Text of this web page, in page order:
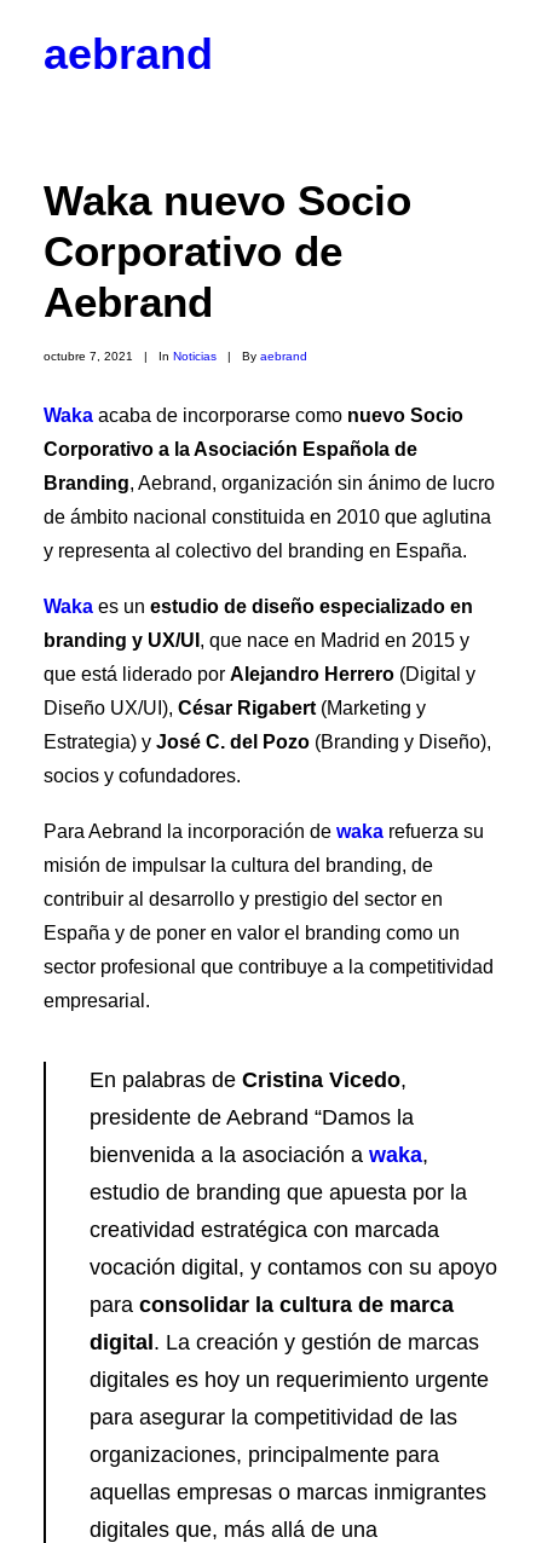
aebrand
Vocalías
Corporativos
Empresas y Partners
Hazte socio
Blog
BrandPulse
BrandSeries
Radio AEBRAND
Premios Aebrand

Waka nuevo Socio
Corporativo de
Aebrand
octubre 7, 2021 | In Noticias | By aebrand
Waka acaba de incorporarse como nuevo Socio
Corporativo a la Asociación Española de
Branding, Aebrand, organización sin ánimo de lucro
de ámbito nacional constituida en 2010 que aglutina
y representa al colectivo del branding en España.
Waka es un estudio de diseño especializado en
branding y UX/UI , que nace en Madrid en 2015 y
que está liderado por Alejandro Herrero (Digital y
Diseño UX/UI), César Rigabert (Marketing y
Estrategia) y José C. del Pozo (Branding y Diseño),
socios y cofundadores.
Para Aebrand la incorporación de waka refuerza su
misión de impulsar la cultura del branding, de
contribuir al desarrollo y prestigio del sector en
España y de poner en valor el branding como un
sector profesional que contribuye a la competitividad
empresarial.
En palabras de Cristina Vicedo,
presidente de Aebrand “Damos la
bienvenida a la asociación a waka,
estudio de branding que apuesta por la
creatividad estratégica con marcada
vocación digital, y contamos con su apoyo
para consolidar la cultura de marca
digital . La creación y gestión de marcas
digitales es hoy un requerimiento urgente
para asegurar la competitividad de las
organizaciones, principalmente para
aquellas empresas o marcas inmigrantes
digitales que, más allá de una